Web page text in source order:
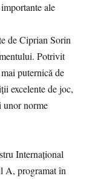
ale
de Ciprian Sorin
Potrivit
puternică de
excelente de joc,
unor norme
Internațional
A, programat în